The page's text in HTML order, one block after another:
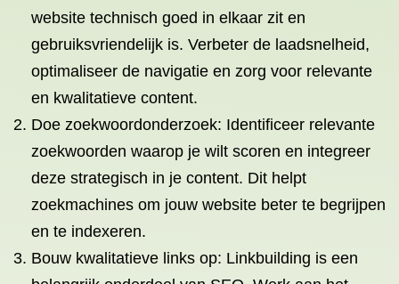
website technisch goed in elkaar zit en
gebruiksvriendelijk is. Verbeter de laadsnelheid,
optimaliseer de navigatie en zorg voor relevante
en kwalitatieve content.
Doe zoekwoordonderzoek: Identificeer relevante
zoekwoorden waarop je wilt scoren en integreer
deze strategisch in je content. Dit helpt
zoekmachines om jouw website beter te begrijpen
en te indexeren.
Bouw kwalitatieve links op: Linkbuilding is een